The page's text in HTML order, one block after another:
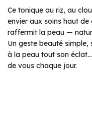
Ce tonique au riz, au
envier aux soins haut de
raffermit la peau —
Un geste beauté
à la peau tout son
de vous chaque jour.